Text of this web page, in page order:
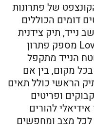
של פתרונות
דומים הכוללים
נייד, תיק צידנית
ומשטח החתלה, הסט Love&Care מספק פתרון
הנייד מתקפל
מקום, בין אם
הראשי כולל תאים
ופריטים
להורים
לכל מצב ומחפשים